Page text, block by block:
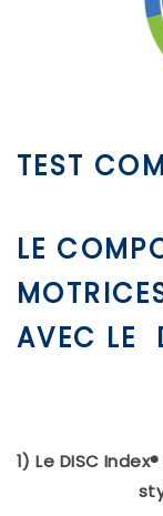
TEST
LE
AVEC LE
1) Le DISC